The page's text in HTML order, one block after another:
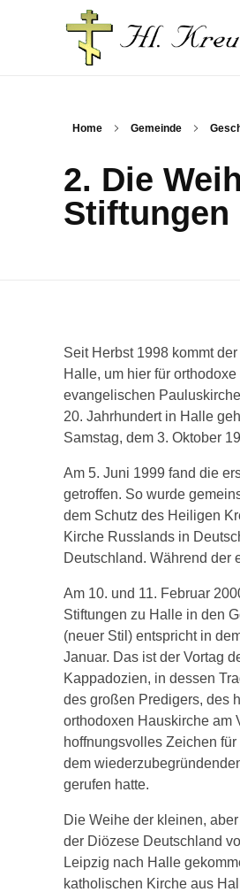
Home Gemeinde
2. Die
Stiftungen
Seit Herbst 1998 kommt
Halle, um hier für
evangelischen
20. Jahrhundert in Halle
Samstag, dem 3. Oktober
Am 5. Juni 1999 fand die
getroffen. So wurde
dem Schutz des Heiligen
Kirche Russlands in
Deutschland. Während der
Am 10. und 11. Februar
Stiftungen zu Halle in den
(neuer Stil) entspricht in
Januar. Das ist der Vortag
Kappadozien, in dessen
des großen Predigers, des
orthodoxen Hauskirche am
hoffnungsvolles Zeichen
dem
gerufen hatte.
Die Weihe der kleinen,
der Diözese Deutschland
Leipzig nach Halle
katholischen Kirche aus